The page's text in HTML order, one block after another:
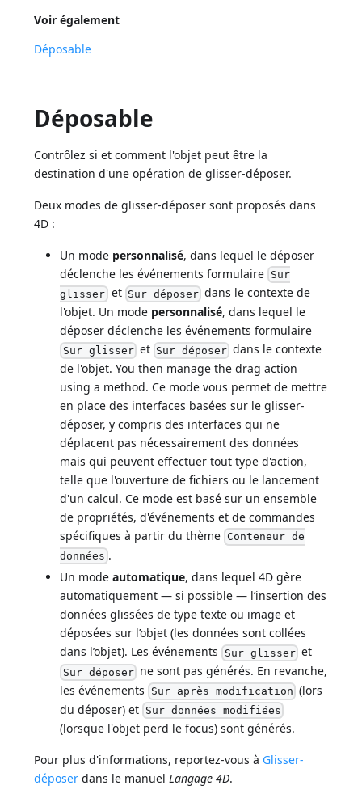
Voir également
Déposable
Déposable
Contrôlez si et comment l'objet peut être la
destination d'une opération de glisser-déposer.
Deux modes de glisser-déposer sont proposés dans
4D :
Un mode personnalisé, dans lequel le déposer
déclenche les événements formulaire Sur
glisser et Sur déposer dans le contexte de
l'objet. Un mode personnalisé, dans lequel le
déposer déclenche les événements formulaire
Sur glisser et Sur déposer dans le contexte
de l'objet. You then manage the drag action
using a method. Ce mode vous permet de mettre
en place des interfaces basées sur le glisser-
déposer, y compris des interfaces qui ne
déplacent pas nécessairement des données
mais qui peuvent effectuer tout type d'action,
telle que l'ouverture de fichiers ou le lancement
d'un calcul. Ce mode est basé sur un ensemble
de propriétés, d'événements et de commandes
spécifiques à partir du thème Conteneur de
données .
Un modeautomatique, dans lequel 4D gère
automatiquement — si possible — l’insertion des
données glissées de type texte ou image et
déposées sur l’objet (les données sont collées
dans l’objet). Les événements Sur glisser et
Sur déposer ne sont pas générés. En revanche,
les événements Sur après modification (lors
du déposer) et Sur données modifiées
(lorsque l'objet perd le focus) sont générés.
Pour plus d'informations, reportez-vous à Glisser-
déposer dans le manuelLangage 4D.